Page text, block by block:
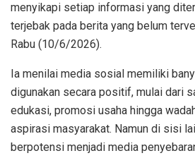
menyikapi setiap informasi yang
terjebak pada berita yang belum
Rabu (10/6/2026).
Ia menilai media sosial memiliki
digunakan secara positif, mulai dari
edukasi, promosi usaha hingga
aspirasi masyarakat. Namun di sisi
berpotensi menjadi media